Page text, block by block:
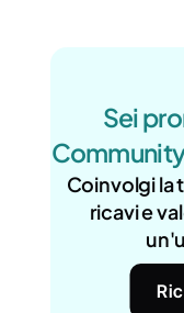
Sei
Coinvolgi la
ricavi e